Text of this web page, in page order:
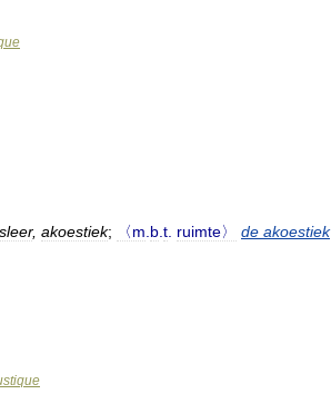
, akoestiek; 〈m b t ruimte〉 de akoestiek